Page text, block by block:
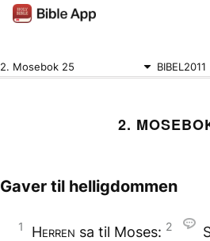
2. Mosebok 25 BIBEL2011
2.
Gaver til helligdommen
1 Herren sa til Moses: 2